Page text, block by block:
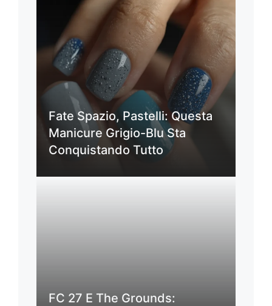
Fate Spazio, Pastelli: Questa
Manicure Grigio-Blu Sta
Conquistando Tutto
FC 27 E The Grounds: